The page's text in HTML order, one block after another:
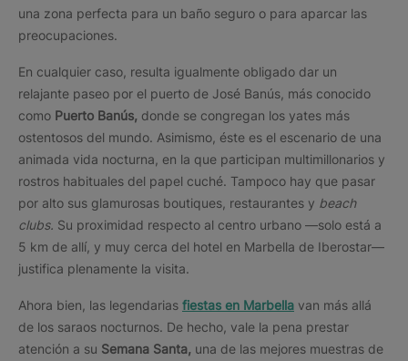
una zona perfecta para un baño seguro o para aparcar las
preocupaciones.
En cualquier caso, resulta igualmente obligado dar un
relajante paseo por el puerto de José Banús, más conocido
como Puerto Banús, donde se congregan los yates más
ostentosos del mundo. Asimismo, éste es el escenario de una
animada vida nocturna, en la que participan multimillonarios y
rostros habituales del papel cuché. Tampoco hay que pasar
por alto sus glamurosas boutiques, restaurantes y beach
clubs. Su proximidad respecto al centro urbano —solo está a
5 km de allí, y muy cerca del hotel en Marbella de Iberostar—
justifica plenamente la visita.
Ahora bien, las legendarias fiestas en Marbella van más allá
de los saraos nocturnos. De hecho, vale la pena prestar
atención a su Semana Santa, una de las mejores muestras de